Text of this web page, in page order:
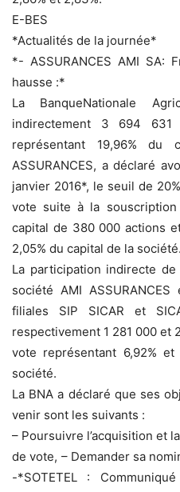
E-BES
*Actualités de la journée*
*- ASSURANCES AMI SA:
hausse :*
La BanqueNationale
indirectement 3 694
représentant 19,96%
ASSURANCES, a déclaré
janvier 2016*, le seuil de
vote suite à la souscription
capital de 380 000 actions
2,05% du capital de la société.
La participation indirecte
société AMI
filiales SIP SICAR et
respectivement 1 281 000 et
vote représentant 6,92%
société.
La BNA a déclaré que ses
venir sont les suivants :
– Poursuivre l’acquisition et
de vote, – Demander sa
-*SOTETEL :